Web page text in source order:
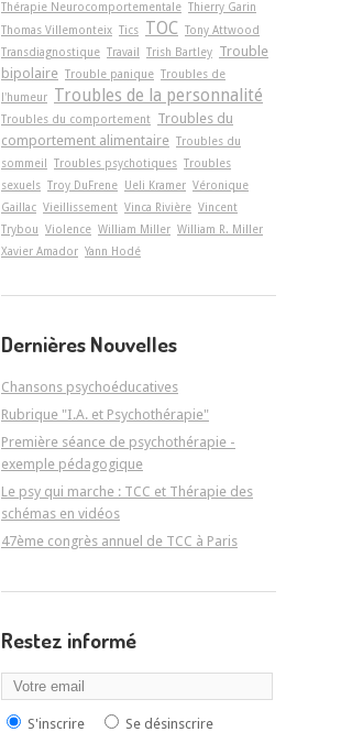
Thérapie Neurocomportementale Thierry Garin
Thomas Villemonteix Tics TOC Tony Attwood
Transdiagnostique Travail Trish Bartley Trouble
bipolaire Trouble panique Troubles de
l'humeur Troubles de la personnalité
Troubles du comportement Troubles du
comportement alimentaire Troubles du
sommeil Troubles psychotiques Troubles
sexuels Troy DuFrene Ueli Kramer Véronique
Gaillac Vieillissement Vinca Rivière Vincent
Trybou Violence William Miller William R. Miller
Xavier Amador Yann Hodé
Dernières Nouvelles
Chansons psychoéducatives
Rubrique "I.A. et Psychothérapie"
Première séance de psychothérapie -
exemple pédagogique
Le psy qui marche : TCC et Thérapie des
schémas en vidéos
47ème congrès annuel de TCC à Paris
Restez informé
S'inscrire Se désinscrire